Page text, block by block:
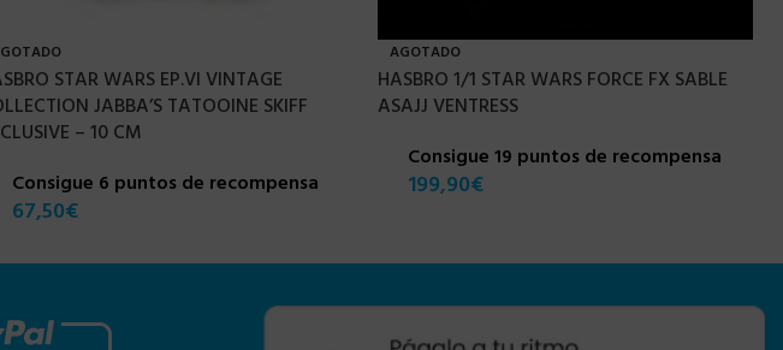
STAR WARS EP.VI VINTAGE
JABBA’S TATOOINE SKIFF
– 10 CM
Consigue 6 puntos de recompensa
67,50€
AGOTADO
HASBRO 1/1 STAR WARS FORCE FX SABLE
ASAJJ VENTRESS
Consigue 19 puntos de recompensa
199,90€